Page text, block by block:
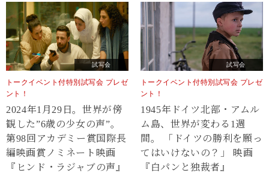
試写会
トークイベント付特別試写会 プレゼ
ント！
2024年1月29日。世界が傍
観した”6歳の少女の声”。
第98回アカデミー賞国際長
編映画賞ノミネート映画
『ヒンド・ラジャブの声』
試写会
トークイベント付特別試写会 プレゼ
ント！
1945年ドイツ北部・アムル
ム島、世界が変わる1週
間。 「ドイツの勝利を願っ
てはいけないの？」 映画
『白パンと独裁者』